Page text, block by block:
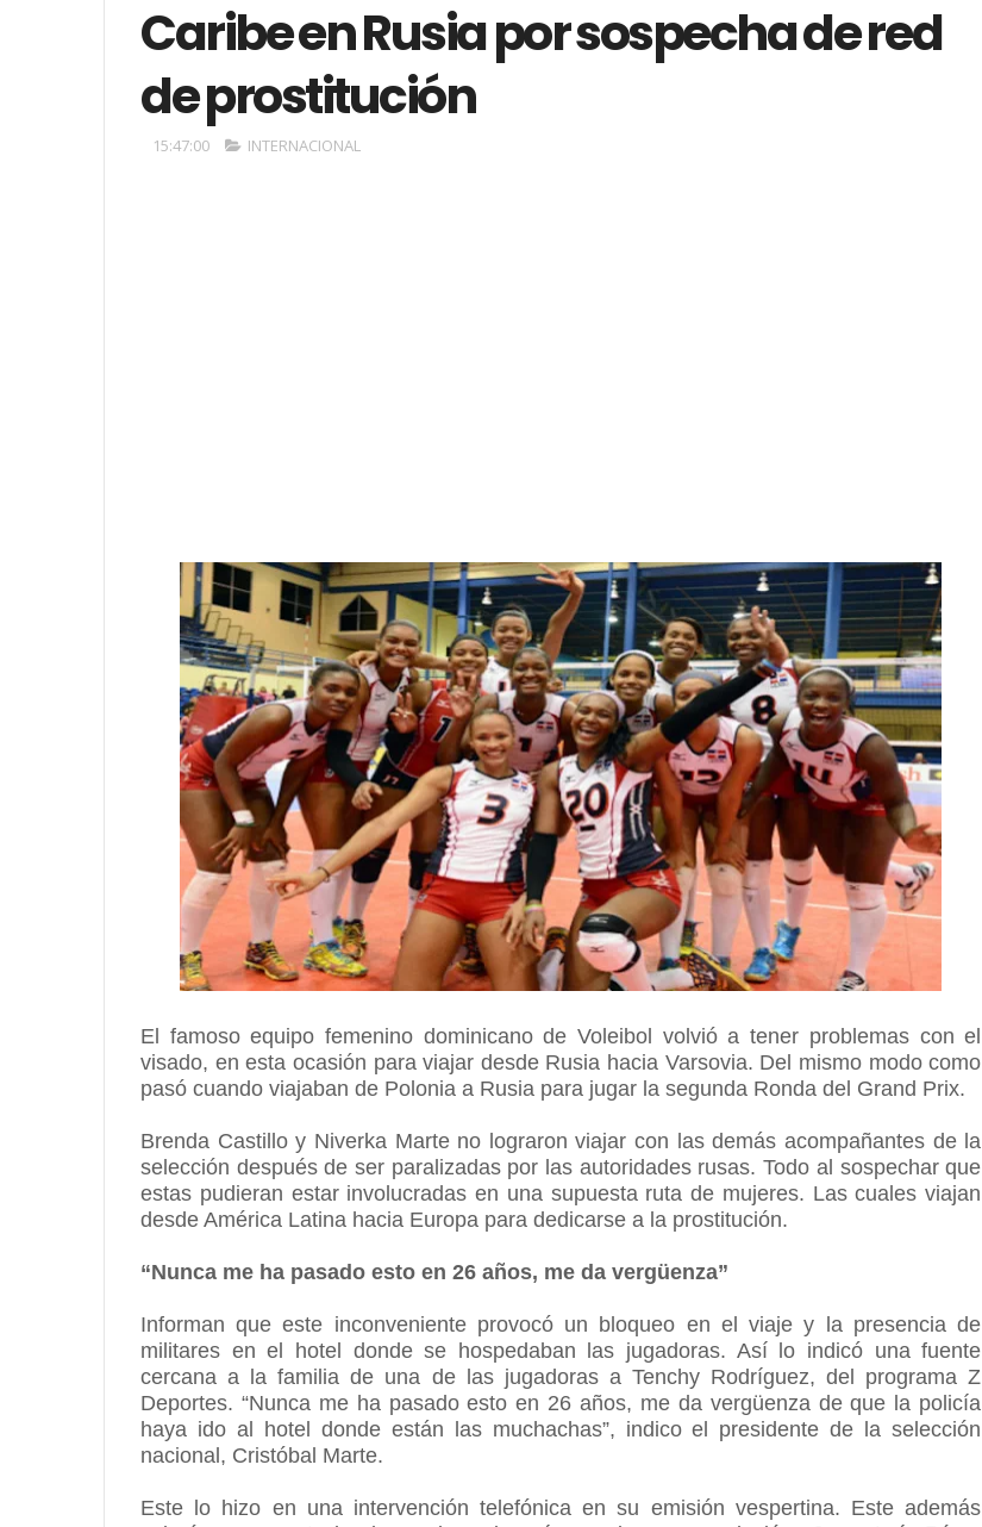
Caribe en Rusia por sospecha de red
de prostitución
15:47:00 INTERNACIONAL
El famoso equipo femenino dominicano de Voleibol volvió a tener problemas con el
visado, en esta ocasión para viajar desde Rusia hacia Varsovia. Del mismo modo como
pasó cuando viajaban de Polonia a Rusia para jugar la segunda Ronda del Grand Prix.
Brenda Castillo y Niverka Marte no lograron viajar con las demás acompañantes de la
selección después de ser paralizadas por las autoridades rusas. Todo al sospechar que
estas pudieran estar involucradas en una supuesta ruta de mujeres. Las cuales viajan
desde América Latina hacia Europa para dedicarse a la prostitución.
“Nunca me ha pasado esto en 26 años, me da vergüenza”
Informan que este inconveniente provocó un bloqueo en el viaje y la presencia de
militares en el hotel donde se hospedaban las jugadoras. Así lo indicó una fuente
cercana a la familia de una de las jugadoras a Tenchy Rodríguez, del programa Z
Deportes. “Nunca me ha pasado esto en 26 años, me da vergüenza de que la policía
haya ido al hotel donde están las muchachas”, indico el presidente de la selección
nacional, Cristóbal Marte.
Este lo hizo en una intervención telefónica en su emisión vespertina. Este además